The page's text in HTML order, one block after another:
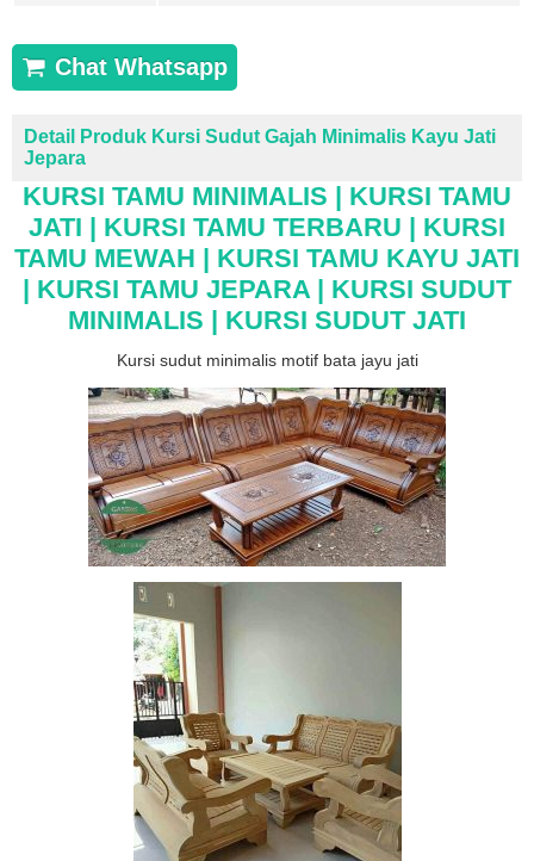
Chat Whatsapp
Detail Produk Kursi Sudut Gajah Minimalis Kayu Jati
Jepara
KURSI TAMU MINIMALIS | KURSI TAMU
JATI | KURSI TAMU TERBARU | KURSI
TAMU MEWAH | KURSI TAMU KAYU JATI
| KURSI TAMU JEPARA | KURSI SUDUT
MINIMALIS | KURSI SUDUT JATI
Kursi sudut minimalis motif bata jayu jati